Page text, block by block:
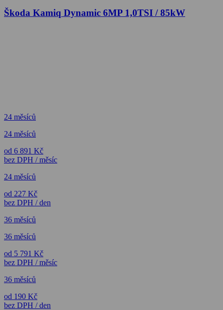
Škoda Kamiq Dynamic 6MP 1,0TSI / 85kW
24 měsíců
24 měsíců
od 6 891 Kč
bez DPH / měsíc
24 měsíců
od 227 Kč
bez DPH / den
36 měsíců
36 měsíců
od 5 791 Kč
bez DPH / měsíc
36 měsíců
od 190 Kč
bez DPH / den